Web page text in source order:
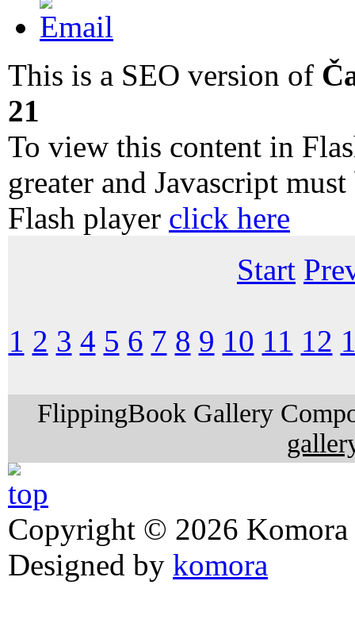
This is a SEO version of
21
To view this content in
greater and Javascript
Flash player click here
Start
1 2 3 4 5 6 7 8 9 10 11 12
FlippingBook Gallery
Copyright © 2026 Komora
Designed by komora